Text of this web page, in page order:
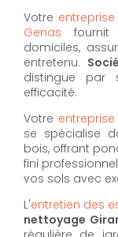
Votre
Genas fournit
domiciles,
entretenu.
distingue par
efficacité.
Votre
se spécialise
bois, offrant
fini
vos sols avec
L'entretien des
nettoyage